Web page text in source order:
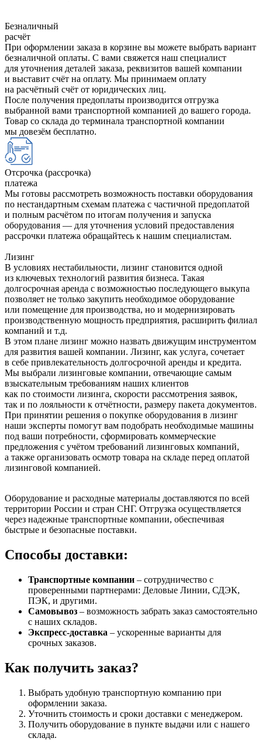
Безналичный
расчёт
При оформлении заказа в корзине вы можете выбрать вариант
безналичной оплаты. С вами свяжется наш специалист
для уточнения деталей заказа, реквизитов вашей компании
и выставит счёт на оплату. Мы принимаем оплату
на расчётный счёт от юридических лиц.
После получения предоплаты производится отгрузка
выбранной вами транспортной компанией до вашего города.
Товар со склада до терминала транспортной компании
мы довезём бесплатно.
Отсрочка (рассрочка)
платежа
Мы готовы рассмотреть возможность поставки оборудования
по нестандартным схемам платежа с частичной предоплатой
и полным расчётом по итогам получения и запуска
оборудования — для уточнения условий предоставления
рассрочки платежа обращайтесь к нашим специалистам.
Лизинг
В условиях нестабильности, лизинг становится одной
из ключевых технологий развития бизнеса. Такая
долгосрочная аренда с возможностью последующего выкупа
позволяет не только закупить необходимое оборудование
или помещение для производства, но и модернизировать
производственную мощность предприятия, расширить филиал
компаний и т.д.
В этом плане лизинг можно назвать движущим инструментом
для развития вашей компании. Лизинг, как услуга, сочетает
в себе привлекательность долгосрочной аренды и кредита.
Мы выбрали лизинговые компании, отвечающие самым
взыскательным требованиям наших клиентов
как по стоимости лизинга, скорости рассмотрения заявок,
так и по лояльности к отчётности, размеру пакета документов.
При принятии решения о покупке оборудования в лизинг
наши эксперты помогут вам подобрать необходимые машины
под ваши потребности, сформировать коммерческие
предложения с учётом требований лизинговых компаний,
а также организовать осмотр товара на складе перед оплатой
лизинговой компанией.
Оборудование и расходные материалы доставляются по всей
территории России и стран СНГ. Отгрузка осуществляется
через надежные транспортные компании, обеспечивая
быстрые и безопасные поставки.
Способы доставки:
Транспортные компании – сотрудничество с
проверенными партнерами: Деловые Линии, СДЭК,
ПЭК, и другими.
Самовывоз – возможность забрать заказ самостоятельно
с наших складов.
Экспресс-доставка – ускоренные варианты для
срочных заказов.
Как получить заказ?
Выбрать удобную транспортную компанию при
оформлении заказа.
Уточнить стоимость и сроки доставки с менеджером.
Получить оборудование в пункте выдачи или с нашего
склада.